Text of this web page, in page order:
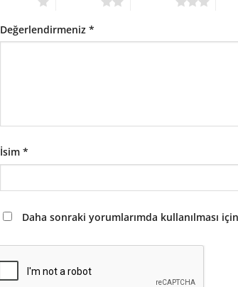
Değerlendirmeniz *
İsim *
Daha sonraki yorumlarımda kullanılması